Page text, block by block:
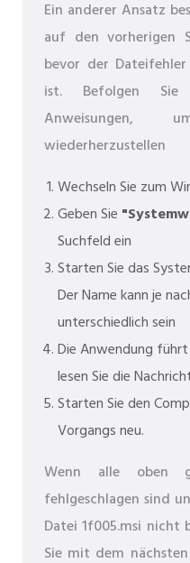
Ein anderer Ansatz
auf den vorherigen
bevor der
ist. Befolgen Sie
wiederherzustellen
Wechseln Sie zum
Geben Sie
Suchfeld ein
Starten Sie das
Der Name kann je
unterschiedlich sein
Die Anwendung
lesen Sie die
Starten Sie den
Vorgangs neu.
Wenn alle oben
fehlgeschlagen sind
Datei 1f005.msi nicht
Sie mit dem